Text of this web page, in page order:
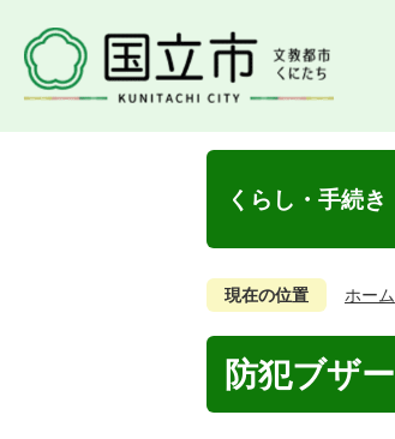
くらし・手続き
現在の位置 ホーム
防犯ブザー